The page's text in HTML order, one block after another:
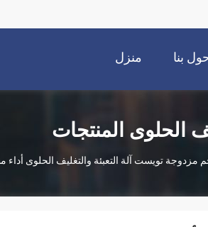
منزل بنا
الحلوى المنتجات
مزدوجة تويست آلة التعبئة والتغليف الحلوى أداء